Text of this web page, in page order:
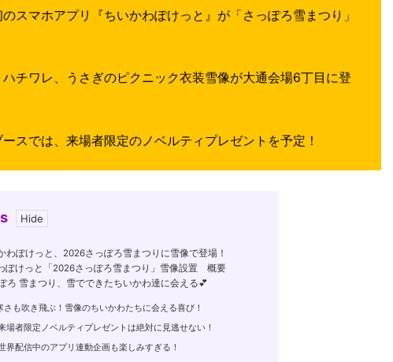
のスマホアプリ『ちいかわぽけっと』が「さっぽろ雪まつり」
ハチワレ、うさぎのピクニック衣装雪像が大通会場6丁目に登
ースでは、来場者限定のノベルティプレゼントを予定！
わぽけっと、2026さっぽろ雪まつりに雪像で登場！
ぽけっと「2026さっぽろ雪まつり」雪像設置 概要
ろ 雪まつり、雪でできたちいかわ達に会える💕
さも吹き飛ぶ！雪像のちいかわたちに会える喜び！
場者限定ノベルティプレゼントは絶対に見逃せない！
界配信中のアプリ連動企画も楽しみすぎる！